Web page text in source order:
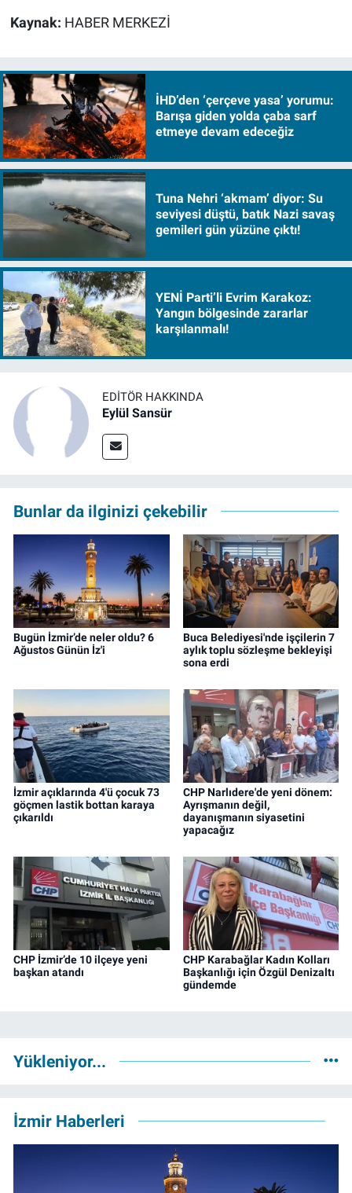
Kaynak: HABER MERKEZİ
İHD’den ‘çerçeve yasa’ yorumu:
Barışa giden yolda çaba sarf
etmeye devam edeceğiz
Tuna Nehri ‘akmam’ diyor: Su
seviyesi düştü, batık Nazi savaş
gemileri gün yüzüne çıktı!
YENİ Parti’li Evrim Karakoz:
Yangın bölgesinde zararlar
karşılanmalı!
EDITÖR HAKKINDA
Eylül Sansür
Bunlar da ilginizi çekebilir
Bugün İzmir’de neler oldu? 6
Ağustos Günün İz'i
Buca Belediyesi'nde işçilerin 7
aylık toplu sözleşme bekleyişi
sona erdi
İzmir açıklarında 4'ü çocuk 73
göçmen lastik bottan karaya
çıkarıldı
CHP Narlıdere'de yeni dönem:
Ayrışmanın değil,
dayanışmanın siyasetini
yapacağız
CHP İzmir’de 10 ilçeye yeni
başkan atandı
CHP Karabağlar Kadın Kolları
Başkanlığı için Özgül Denizaltı
gündemde
Yükleniyor...
İzmir Haberleri